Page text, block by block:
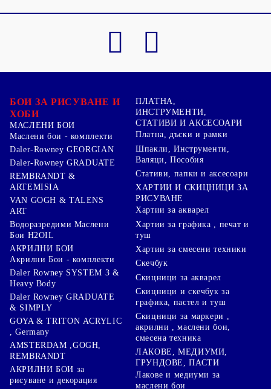
БОИ ЗА РИСУВАНЕ И
ХОБИ
МАСЛЕНИ БОИ
Маслени бои - комплекти
Daler-Rowney GEORGIAN
Daler-Rowney GRADUATE
REMBRANDT &
ARTEMISIA
VAN GOGH & TALENS
ART
Водоразредими Маслени
Бои H2OIL
АКРИЛНИ БОИ
Акрилни Бои - комплекти
Daler Rowney SYSTEM 3 &
Heavy Body
Daler Rowney GRADUATE
& SIMPLY
GOYA & TRITON АCRYLIC
, Germany
AMSTERDAM ,GOGH,
REMBRANDT
АКРИЛНИ БОИ за
рисуване и декорация
ПЛАТНА,
ИНСТРУМЕНТИ,
СТАТИВИ И АКСЕСОАРИ
Платна, дъски и рамки
Шпакли, Инструменти,
Валяци, Пособия
Стативи, папки и аксесоари
ХАРТИИ И СКИЦНИЦИ ЗА
РИСУВАНЕ
Хартии за акварел
Хартии за графика , печат и
туш
Хартии за смесени техники
Скечбук
Скицници за акварел
Скицници и скечбук за
графика, пастел и туш
Скицници за маркери ,
акрилни , маслени бои,
смесена техника
ЛАКОВЕ, МЕДИУМИ,
ГРУНДОВЕ, ПАСТИ
Лакове и медиуми за
маслени бои